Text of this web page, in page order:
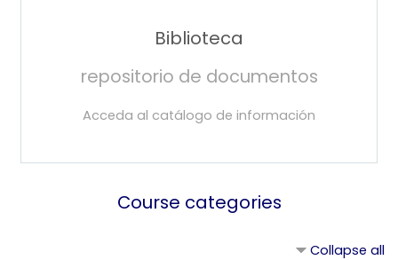
Biblioteca
repositorio de documentos
Acceda al catálogo de información
Course categories
Collapse all